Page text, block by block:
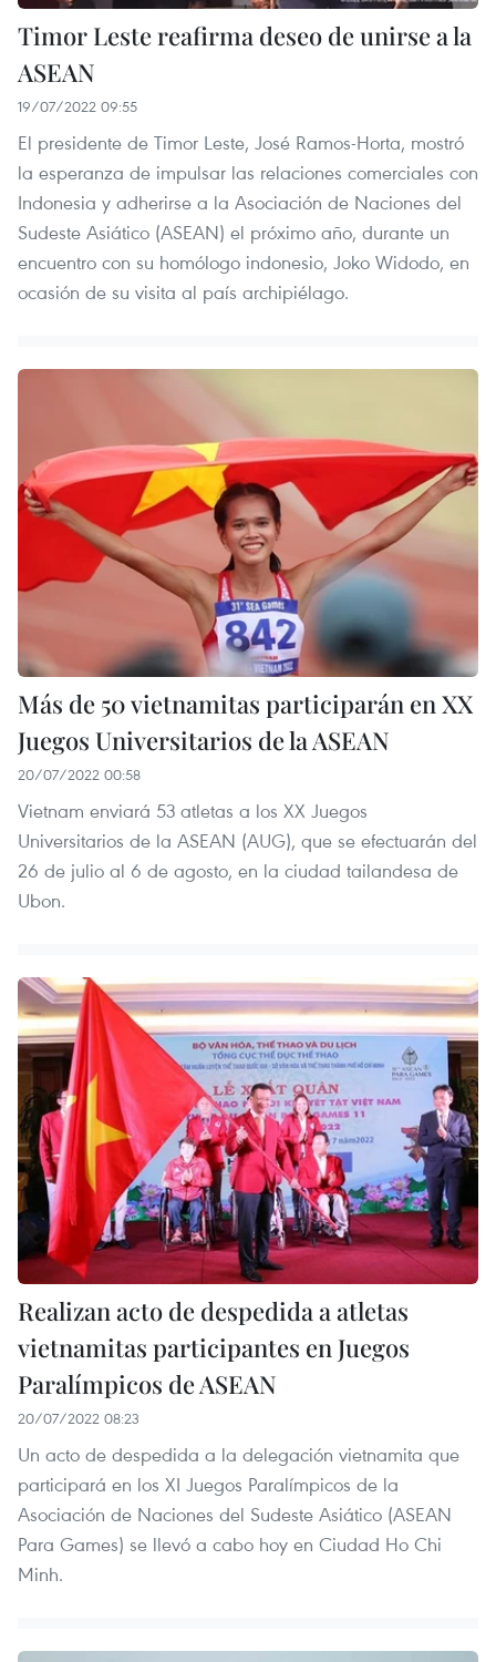
Timor Leste reafirma deseo de unirse a la
ASEAN
19/07/2022 09:55
El presidente de Timor Leste, José Ramos-Horta, mostró
la esperanza de impulsar las relaciones comerciales con
Indonesia y adherirse a la Asociación de Naciones del
Sudeste Asiático (ASEAN) el próximo año, durante un
encuentro con su homólogo indonesio, Joko Widodo, en
ocasión de su visita al país archipiélago.
Más de 50 vietnamitas participarán en XX
Juegos Universitarios de la ASEAN
20/07/2022 00:58
Vietnam enviará 53 atletas a los XX Juegos
Universitarios de la ASEAN (AUG), que se efectuarán del
26 de julio al 6 de agosto, en la ciudad tailandesa de
Ubon.
Realizan acto de despedida a atletas
vietnamitas participantes en Juegos
Paralímpicos de ASEAN
20/07/2022 08:23
Un acto de despedida a la delegación vietnamita que
participará en los XI Juegos Paralímpicos de la
Asociación de Naciones del Sudeste Asiático (ASEAN
Para Games) se llevó a cabo hoy en Ciudad Ho Chi
Minh.